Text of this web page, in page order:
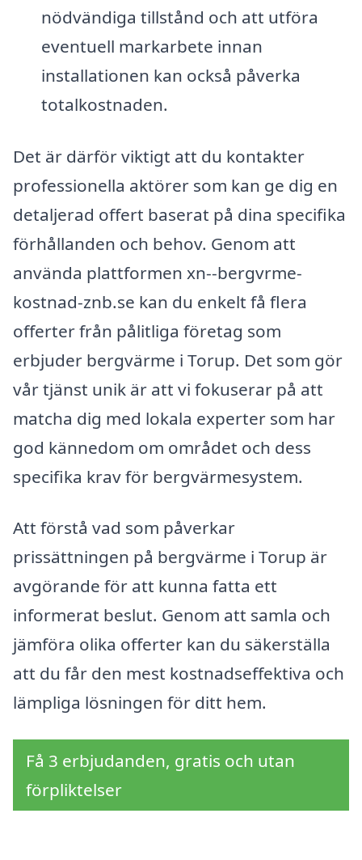
nödvändiga tillstånd och att utföra
eventuell markarbete innan
installationen kan också påverka
totalkostnaden.
Det är därför viktigt att du kontakter
professionella aktörer som kan ge dig en
detaljerad offert baserat på dina specifika
förhållanden och behov. Genom att
använda plattformen xn--bergvrme-
kostnad-znb.se kan du enkelt få flera
offerter från pålitliga företag som
erbjuder bergvärme i Torup. Det som gör
vår tjänst unik är att vi fokuserar på att
matcha dig med lokala experter som har
god kännedom om området och dess
specifika krav för bergvärmesystem.
Att förstå vad som påverkar
prissättningen på bergvärme i Torup är
avgörande för att kunna fatta ett
informerat beslut. Genom att samla och
jämföra olika offerter kan du säkerställa
att du får den mest kostnadseffektiva och
lämpliga lösningen för ditt hem.
Få 3 erbjudanden, gratis och utan
förpliktelser